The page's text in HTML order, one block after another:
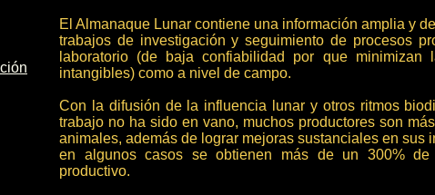
El Almanaque Lunar contiene una información amplia y
trabajos de investigación y seguimiento de procesos
laboratorio (de baja confiabilidad por que minimizan
intangibles) como a nivel de campo.
Con la difusión de la influencia lunar y otros ritmos
trabajo no ha sido en vano, muchos productores son
animales, además de lograr mejoras sustanciales en sus
en algunos casos se obtienen más de un 300% de
productivo.